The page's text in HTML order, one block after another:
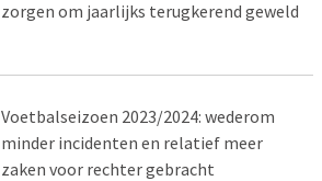
zorgen om jaarlijks terugkerend geweld
Voetbalseizoen 2023/2024: wederom
minder incidenten en relatief meer
zaken voor rechter gebracht